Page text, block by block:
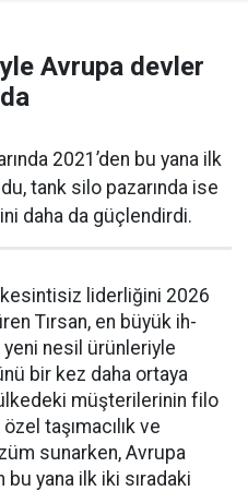
Avrupa devler
2021’den bu yana ilk
tank silo pazarında ise
daha da güçlen­dirdi.
liderliğini 2026
Tırsan, en büyük ih­
yeni nesil ürünleriyle
bir kez daha orta­ya
müşterilerinin filo
taşıma­cılık ve
sunarken, Avrupa
bu yana ilk iki sıradaki